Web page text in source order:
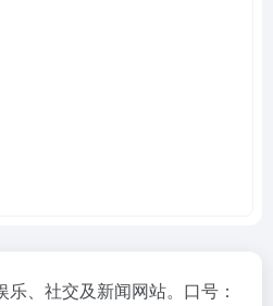
乐、社交及新闻网站。口号：